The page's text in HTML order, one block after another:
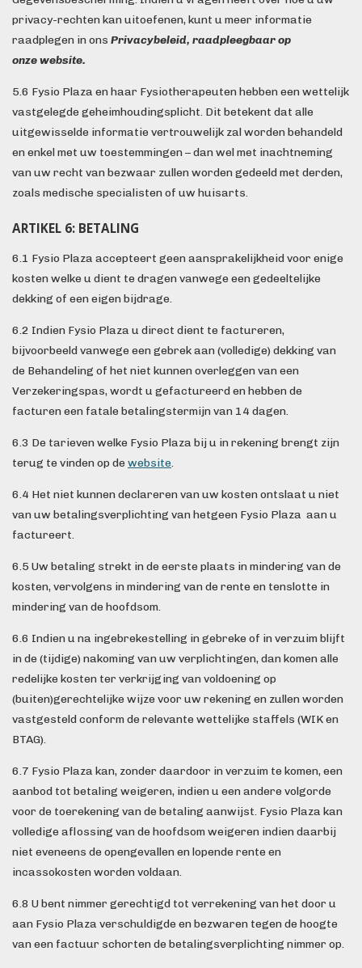
privacy-rechten kan uitoefenen, kunt u meer informatie
raadplegen in ons Privacybeleid, raadpleegbaar op
onze website.
5.6 Fysio Plaza en haar Fysiotherapeuten hebben een wettelijk
vastgelegde geheimhoudingsplicht. Dit betekent dat alle
uitgewisselde informatie vertrouwelijk zal worden behandeld
en enkel met uw toestemmingen – dan wel met inachtneming
van uw recht van bezwaar zullen worden gedeeld met derden,
zoals medische specialisten of uw huisarts.
ARTIKEL 6: BETALING
6.1 Fysio Plaza accepteert geen aansprakelijkheid voor enige
kosten welke u dient te dragen vanwege een gedeeltelijke
dekking of een eigen bijdrage.
6.2 Indien Fysio Plaza u direct dient te factureren,
bijvoorbeeld vanwege een gebrek aan (volledige) dekking van
de Behandeling of het niet kunnen overleggen van een
Verzekeringspas, wordt u gefactureerd en hebben de
facturen een fatale betalingstermijn van 14 dagen.
6.3 De tarieven welke Fysio Plaza bij u in rekening brengt zijn
terug te vinden op de website.
6.4 Het niet kunnen declareren van uw kosten ontslaat u niet
van uw betalingsverplichting van hetgeen Fysio Plaza aan u
factureert.
6.5 Uw betaling strekt in de eerste plaats in mindering van de
kosten, vervolgens in mindering van de rente en tenslotte in
mindering van de hoofdsom.
6.6 Indien u na ingebrekestelling in gebreke of in verzuim blijft
in de (tijdige) nakoming van uw verplichtingen, dan komen alle
redelijke kosten ter verkrijging van voldoening op
(buiten)gerechtelijke wijze voor uw rekening en zullen worden
vastgesteld conform de relevante wettelijke staffels (WIK en
BTAG).
6.7 Fysio Plaza kan, zonder daardoor in verzuim te komen, een
aanbod tot betaling weigeren, indien u een andere volgorde
voor de toerekening van de betaling aanwijst. Fysio Plaza kan
volledige aflossing van de hoofdsom weigeren indien daarbij
niet eveneens de opengevallen en lopende rente en
incassokosten worden voldaan.
6.8 U bent nimmer gerechtigd tot verrekening van het door u
aan Fysio Plaza verschuldigde en bezwaren tegen de hoogte
van een factuur schorten de betalingsverplichting nimmer op.